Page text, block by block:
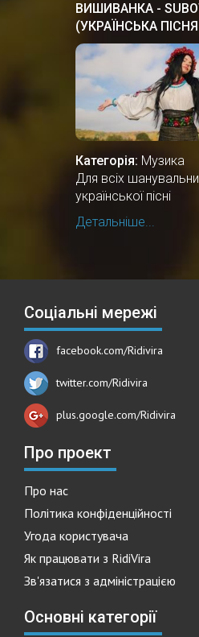
ВИШИВАНКА -
(УКРАЇНСЬКА
Категорія: Музика
Для всіх
української пісні
Детальніше...
Соціальні мережі
facebook.com/Ridivira
twitter.com/Ridivira
plus.google.com/Ridivira
Про проект
Про нас
Політика конфіденційності
Угода користувача
Як працювати з RidiVira
Зв'язатися з адміністрацією
Основні категорії